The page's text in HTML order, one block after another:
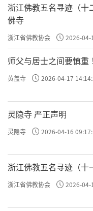
浙江佛教五名寻迹（
佛寺
浙江省佛教协会 2026-04-
师父与居士之间要慎重 ！
黄盖寺 2026-04-17
灵隐寺 严正声明
灵隐寺 2026-04-16
浙江佛教五名寻迹（
浙江省佛教协会 2026-04-